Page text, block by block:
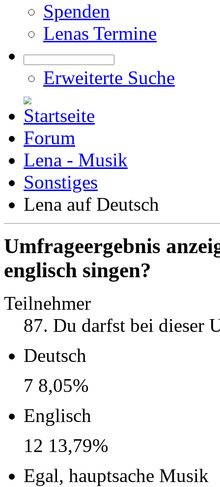
Spenden
Lenas Termine
Erweiterte Suche
Forum
Lena - Musik
Sonstiges
Lena auf Deutsch
Umfrageergebnis
englisch singen?
Teilnehmer
87. Du darfst bei dieser
Deutsch
7 8,05%
Englisch
12 13,79%
Egal, hauptsache Musik